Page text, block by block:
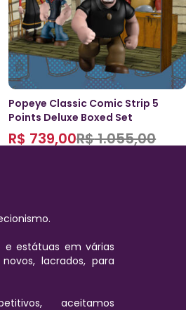
Popeye Classic Comic Strip 5
Points Deluxe Boxed Set
R$1.055,00
R$ 739,00
e estátuas em várias
lacrados, para
aceitamos